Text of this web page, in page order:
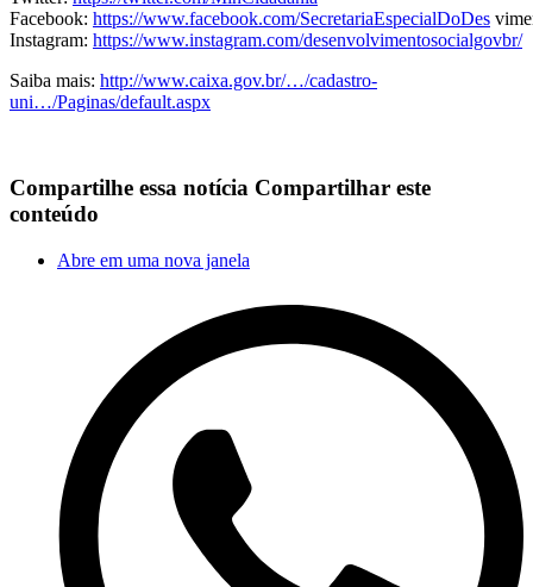
Facebook: https://www.facebook.com/SecretariaEspecialDoDes
Instagram: https://www.instagram.com/desenvolvimentosocialgovbr/
Saiba mais: http://www.caixa.gov.br/…/cadastro-
uni…/Paginas/default.aspx
Compartilhe essa notícia Compartilhar este
conteúdo
Abre em uma nova janela